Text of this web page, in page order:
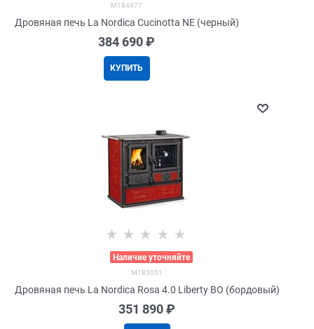
M184977
Дровяная печь La Nordica Cucinotta NE (черный)
384 690 ₽
КУПИТЬ
Наличие уточняйте
M185051
Дровяная печь La Nordica Rosa 4.0 Liberty BO (бордовый)
351 890 ₽